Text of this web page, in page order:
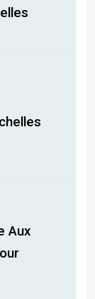
Aux